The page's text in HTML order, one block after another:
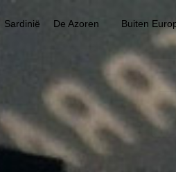
Sardinië De Azoren Buiten